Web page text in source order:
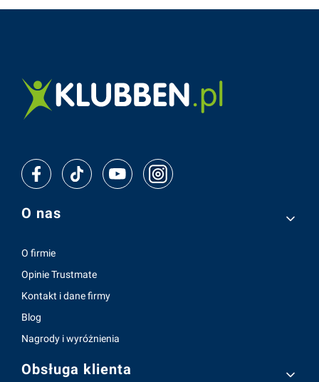
Linki w stopce
O nas
O firmie
Opinie Trustmate
Kontakt i dane firmy
Blog
Nagrody i wyróżnienia
Obsługa klienta